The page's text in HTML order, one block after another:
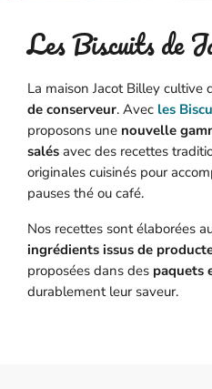
Les Biscuits de
La maison Jacot Billey cultive
de conserveur. Avec les
proposons une nouvelle
salés avec des recettes
originales cuisinés pour
pauses thé ou café.
Nos recettes sont élaborées
ingrédients issus de
proposées dans des paquets
durablement leur saveur.